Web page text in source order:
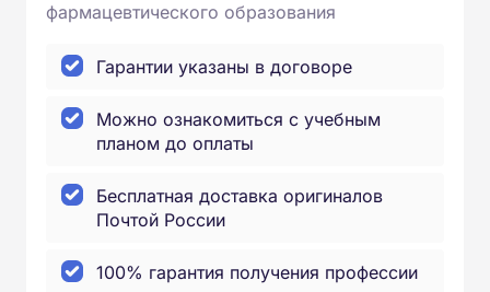
фармацевтического образования
Гарантии указаны в договоре
Можно ознакомиться с учебным
планом до оплаты
Бесплатная доставка оригиналов
Почтой России
100% гарантия получения профессии